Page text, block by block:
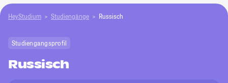
HeyStudium Studiengänge Russisch
Studiengangsprofil
Russisch